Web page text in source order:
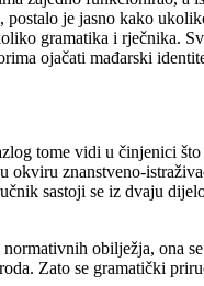
je jasno kako
gramatika i rječnika.
ojačati mađarski
tome vidi u činjenici
okviru znanstveno-
sastoji se iz dvaju
obilježja, ona
Zato se gramatički